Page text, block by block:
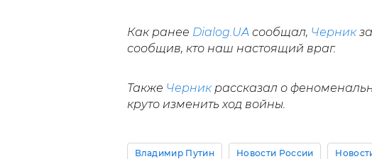
Как ранее Dialog.UA сообщал, Черник
сообщив, кто наш настоящий враг.
Также Черникрассказал о
круто изменить ход войны.
Владимир Путин Новости России